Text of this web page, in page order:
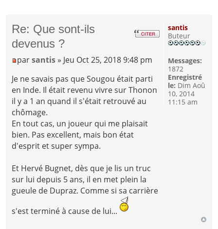
Re: Que sont-ils
devenus ?
parsantis » Jeu Oct 25, 2018 9:48 pm
Je ne savais pas que Sougou était parti
en Inde. Il était revenu vivre sur Thonon
il y a 1 an quand il s'était retrouvé au
chômage.
En tout cas, un joueur qui me plaisait
bien. Pas excellent, mais bon état
d'esprit et super sympa.
Et Hervé Bugnet, dès que je lis un truc
sur lui depuis 5 ans, il en met plein la
gueule de Dupraz. Comme si sa carrière
s'est terminé à cause de lui...
santis
Buteur
Messages:
1872
Enregistré
le: Dim Aoû
10, 2014
11:15 am